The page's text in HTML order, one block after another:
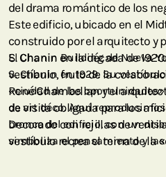
del drama romántico de los
Este edificio, ubicado en el
construido por el arquitecto y
S. Chanin en la década de
vestíbulo, fruto de la
René Chambellan y el
de visita obligada para los
Decorado con rejillas de
vestíbulo recrea el tema de la
El Chanin Building de Nueva
S. Chanin en 1929. Su
«ciudad de las
de art déco. Aquí
bronce del edificio, con un
simboliza el pensamiento y